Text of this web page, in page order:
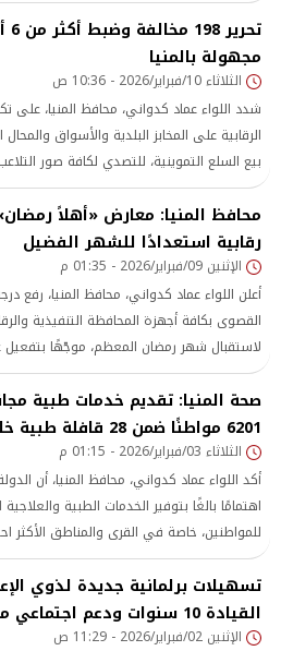
مجهولة بالمنيا
الثلاثاء 10/فبراير/2026 - 10:36 ص
شدد اللواء عماد كدواني، محافظ المنيا، على
الرقابية على المخابز البلدية والأسواق والمحال
بيع السلع التموينية، للتصدي لكافة صور
التموينية والاستراتيجية، وضمان توافر السلع
للمواطنين بجودة عالية وأسعار مناسبة.
محافظ المنيا: معارض «أهلاً
رقابية استعدادًا للشهر الفضيل
الإثنين 09/فبراير/2026 - 01:35 م
أعلن اللواء عماد كدواني، محافظ المنيا، رفع
القصوى بكافة أجهزة المحافظة التنفيذية
لاستقبال شهر رمضان المعظم، موجّهًا بتفعيل
الرئيسية والفرعية على مدار الساعة لتلقي أي
وضمان سرعة الاستجابة لها.
صحة المنيا: تقديم خدمات طبية
6201 مواطنًا ضمن 28 قافلة طبية خلال يناير
الثلاثاء 03/فبراير/2026 - 01:15 م
أكد اللواء عماد كدواني، محافظ المنيا، أن
اهتمامًا بالغًا بتوفير الخدمات الطبية والعلاجية
للمواطنين، خاصة في القرى والمناطق الأكثر
لتوجيهات القيادة السياسية، وحرصًا على
الصحية وتخفيف الأعباء عن كاهل المواطنين،
الأولى بالرعاية، وذلك في إطار المبادرة
تسهيلات برلمانية جديدة لذوي
القيادة 10 سنوات ودعم اجتماعي موسّع
الإثنين 02/فبراير/2026 - 11:29 ص